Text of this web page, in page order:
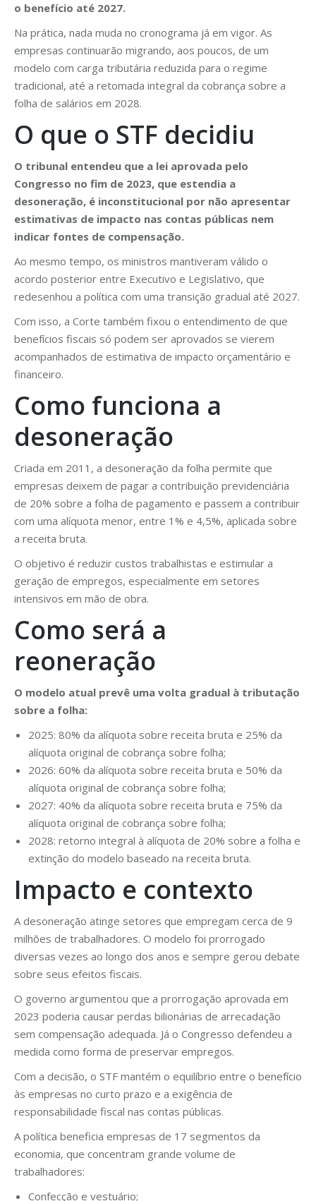
o benefício até 2027.
Na prática, nada muda no cronograma já em vigor. As
empresas continuarão migrando, aos poucos, de um
modelo com carga tributária reduzida para o regime
tradicional, até a retomada integral da cobrança sobre a
folha de salários em 2028.
O que o STF decidiu
O tribunal entendeu que a lei aprovada pelo
Congresso no fim de 2023, que estendia a
desoneração, é inconstitucional por não apresentar
estimativas de impacto nas contas públicas nem
indicar fontes de compensação.
Ao mesmo tempo, os ministros mantiveram válido o
acordo posterior entre Executivo e Legislativo, que
redesenhou a política com uma transição gradual até 2027.
Com isso, a Corte também fixou o entendimento de que
benefícios fiscais só podem ser aprovados se vierem
acompanhados de estimativa de impacto orçamentário e
financeiro.
Como funciona a
desoneração
Criada em 2011, a desoneração da folha permite que
empresas deixem de pagar a contribuição previdenciária
de 20% sobre a folha de pagamento e passem a contribuir
com uma alíquota menor, entre 1% e 4,5%, aplicada sobre
a receita bruta.
O objetivo é reduzir custos trabalhistas e estimular a
geração de empregos, especialmente em setores
intensivos em mão de obra.
Como será a
reoneração
O modelo atual prevê uma volta gradual à tributação
sobre a folha:
2025: 80% da alíquota sobre receita bruta e 25% da
alíquota original de cobrança sobre folha;
2026: 60% da alíquota sobre receita bruta e 50% da
alíquota original de cobrança sobre folha;
2027: 40% da alíquota sobre receita bruta e 75% da
alíquota original de cobrança sobre folha;
2028: retorno integral à alíquota de 20% sobre a folha e
extinção do modelo baseado na receita bruta.
Impacto e contexto
A desoneração atinge setores que empregam cerca de 9
milhões de trabalhadores. O modelo foi prorrogado
diversas vezes ao longo dos anos e sempre gerou debate
sobre seus efeitos fiscais.
O governo argumentou que a prorrogação aprovada em
2023 poderia causar perdas bilionárias de arrecadação
sem compensação adequada. Já o Congresso defendeu a
medida como forma de preservar empregos.
Com a decisão, o STF mantém o equilíbrio entre o benefício
às empresas no curto prazo e a exigência de
responsabilidade fiscal nas contas públicas.
A política beneficia empresas de 17 segmentos da
economia, que concentram grande volume de
trabalhadores:
Confecção e vestuário;